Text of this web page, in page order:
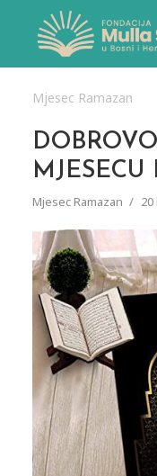
Mjesec Ramazan
Mjesec Ramazan 20